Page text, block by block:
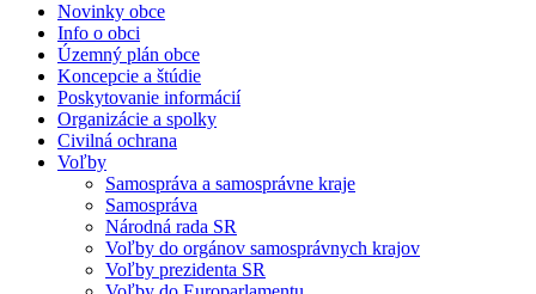
Novinky obce
Info o obci
Územný plán obce
Koncepcie a štúdie
Poskytovanie informácií
Organizácie a spolky
Civilná ochrana
Voľby
Samospráva a samosprávne kraje
Samospráva
Národná rada SR
Voľby do orgánov samosprávnych krajov
Voľby prezidenta SR